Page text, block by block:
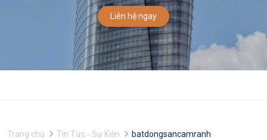
Liên hệ ngay
Trang chủ Tin Tức - Sự Kiện batdongsancamranh